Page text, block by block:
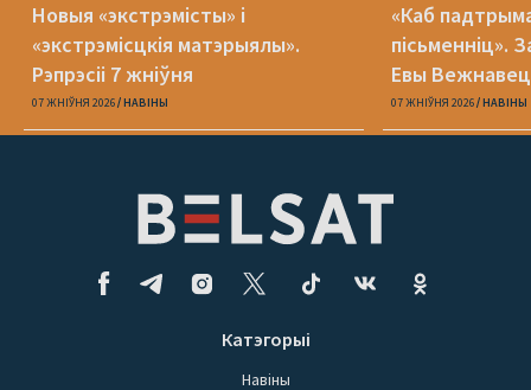
Новыя «экстрэмісты» і
«экстрэмісцкія матэрыялы».
Рэпрэсіі 7 жніўня
07 ЖНІЎНЯ 2026 НАВІНЫ
«Каб
пісьменніц».
Евы Вежнавец
07 ЖНІЎНЯ 2026 НАВІНЫ
Катэгорыі
Навіны